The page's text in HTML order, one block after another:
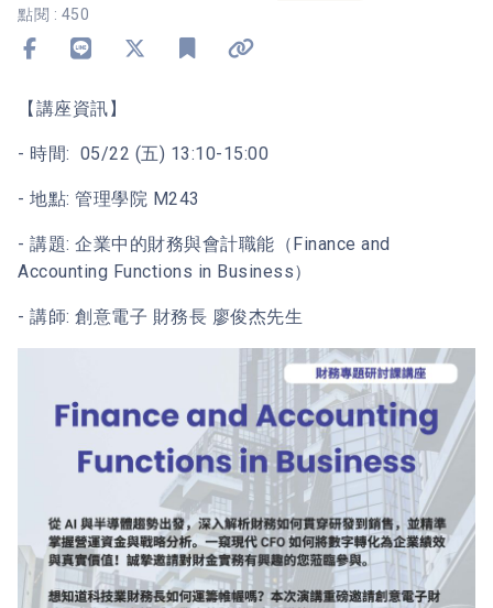
點閱 : 450
【講座資訊】
- 時間: 05/22 (五) 13:10-15:00
- 地點: 管理學院 M243
- 講題: 企業中的財務與會計職能（Finance and
Accounting Functions in Business）
- 講師: 創意電子 財務長 廖俊杰先生